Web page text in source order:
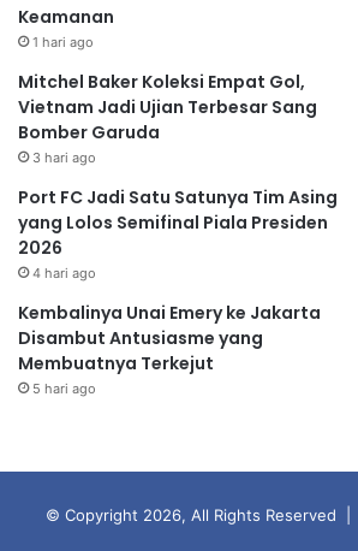
Keamanan
1 hari ago
Mitchel Baker Koleksi Empat Gol,
Vietnam Jadi Ujian Terbesar Sang
Bomber Garuda
3 hari ago
Port FC Jadi Satu Satunya Tim Asing
yang Lolos Semifinal Piala Presiden
2026
4 hari ago
Kembalinya Unai Emery ke Jakarta
Disambut Antusiasme yang
Membuatnya Terkejut
5 hari ago
© Copyright 2026, All Rights Reserved |